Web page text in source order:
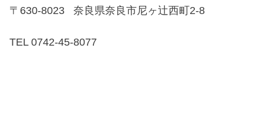
〒630-8023奈良県奈良市尼ヶ辻西町2-8
TEL 0742-45-8077